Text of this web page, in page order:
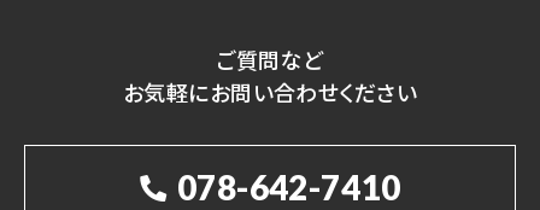
ご質問など
お気軽にお問い合わせください
078-642-7410